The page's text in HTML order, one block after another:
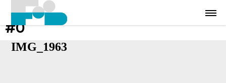
#0
IMG_1963